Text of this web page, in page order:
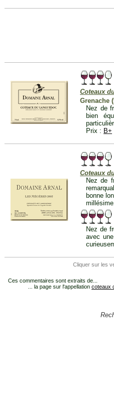
Coteaux
Grenache
Nez de
bien
Prix : B+
Coteaux
Nez de
bonne
Nez de
avec
Cliquer sur les
Ces commentaires sont extraits de...
... la page sur l'appellation coteaux